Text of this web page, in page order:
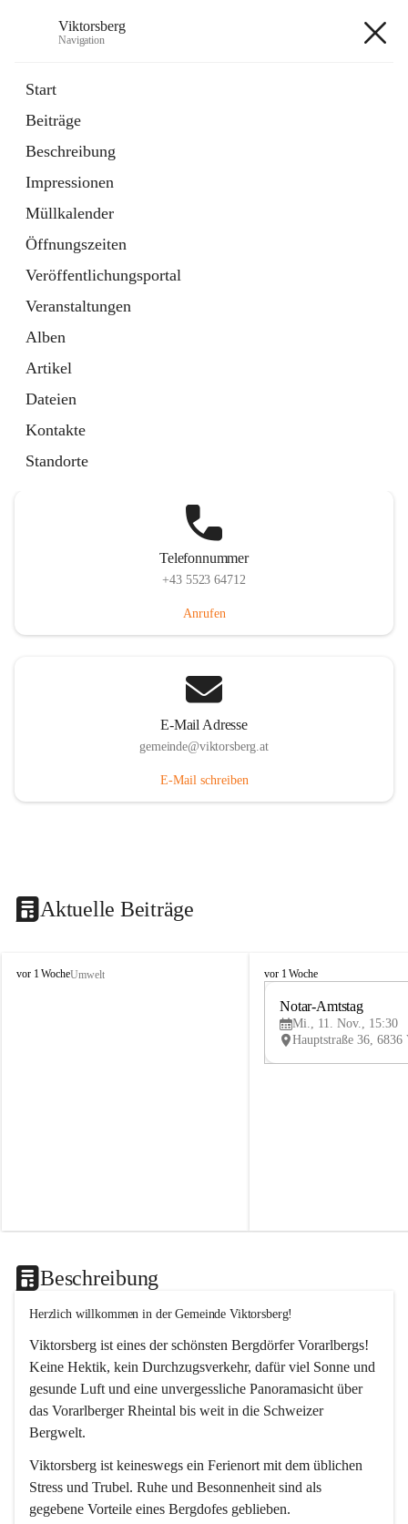
Viktorsberg
Navigation
Start
Beiträge
Beschreibung
Impressionen
Müllkalender
Öffnungszeiten
Veröffentlichungsportal
Veranstaltungen
Alben
Artikel
Dateien
Kontakte
Standorte
1 Schnellzugriff
Bürgerservice
10 Schnellzugriffe
Telefonnummer
+43 5523 64712
Anrufen
E-Mail Adresse
gemeinde@viktorsberg.at
E-Mail schreiben
Aktuelle Beiträge
V
vor 1 WocheUmwelt
V
vor 1 Woche
Notar-Amtstag
Mi., 11. Nov., 15:30
Beschreibung
Herzlich willkommen in der Gemeinde Viktorsberg!
Viktorsberg ist eines der schönsten Bergdörfer Vorarlbergs!
Keine Hektik, kein Durchzugsverkehr, dafür viel Sonne und
gesunde Luft und eine unvergessliche Panoramasicht über
das Vorarlberger Rheintal bis weit in die Schweizer
Bergwelt.
Viktorsberg ist keineswegs ein Ferienort mit dem üblichen
Stress und Trubel. Ruhe und Besonnenheit sind als
gegebene Vorteile eines Bergdofes geblieben.